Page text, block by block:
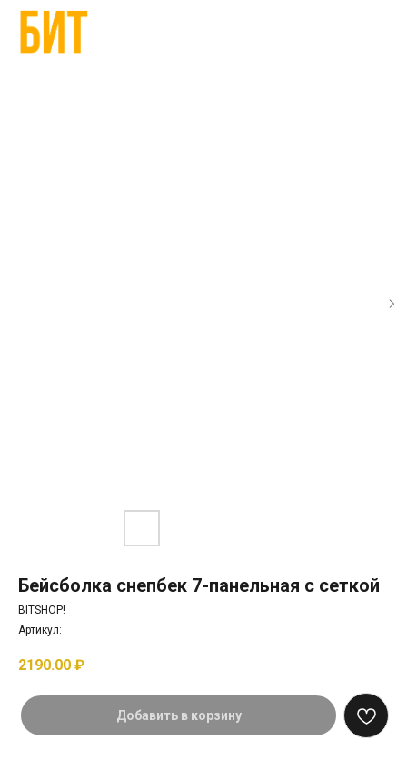
Бейсболка снепбек 7-панельная с сеткой
BITSHOP!
Артикул:
2190.00 ₽
Добавить в корзину